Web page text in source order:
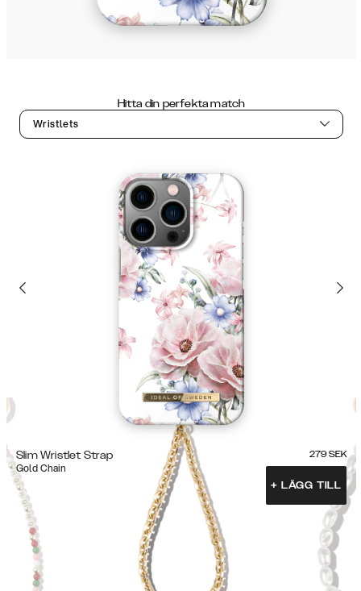
Hitta din perfekta match
Wristlets
Slim Wristlet Strap
Gold Chain
279 SEK
+ LÄGG TILL